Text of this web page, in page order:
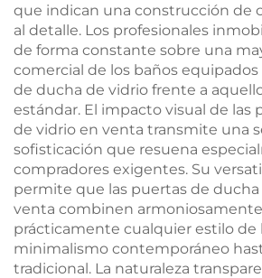
que indican una construcción de
al detalle. Los profesionales
de forma constante sobre una
comercial de los baños
de ducha de vidrio frente a
estándar. El impacto visual de las
de vidrio en venta transmite una
sofisticación que resuena
compradores exigentes. Su
permite que las puertas de
venta combinen
prácticamente cualquier estilo de
minimalismo contemporáneo
tradicional. La naturaleza